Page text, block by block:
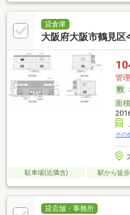
貸倉庫
大阪府大阪市鶴見区
管
面積
その
駐車場(近隣含) 駅から徒
貸店舗・事務所